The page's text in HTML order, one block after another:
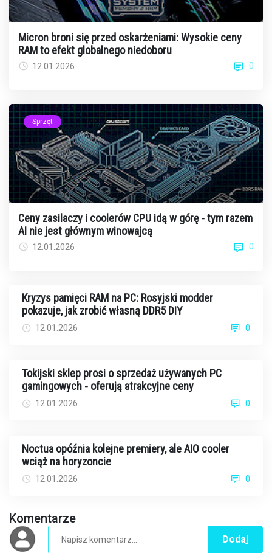
Micron broni się przed oskarżeniami: Wysokie ceny
RAM to efekt globalnego niedoboru
12.01.2026 0
Sprzęt
Ceny zasilaczy i coolerów CPU idą w górę - tym razem
AI nie jest głównym winowajcą
12.01.2026 0
Kryzys pamięci RAM na PC: Rosyjski modder
pokazuje, jak zrobić własną DDR5 DIY
12.01.2026 0
Tokijski sklep prosi o sprzedaż używanych PC
gamingowych - oferują atrakcyjne ceny
12.01.2026 0
Noctua opóźnia kolejne premiery, ale AIO cooler
wciąż na horyzoncie
12.01.2026 0
Komentarze
Dodaj